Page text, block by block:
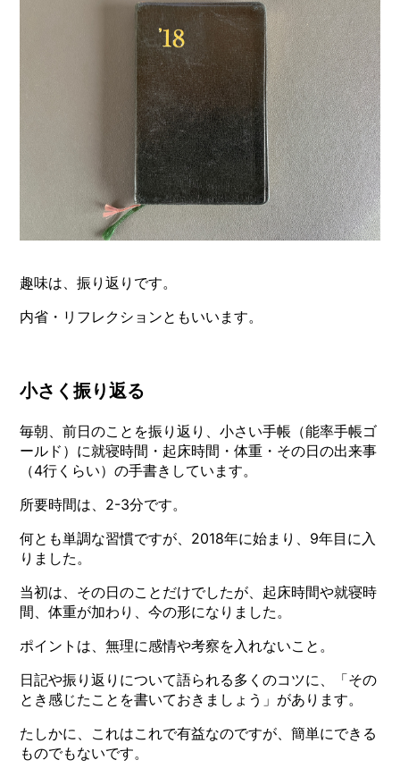
趣味は、振り返りです。
内省・リフレクションともいいます。
小さく振り返る
毎朝、前日のことを振り返り、小さい手帳（能率手帳ゴ
ールド）に就寝時間・起床時間・体重・その日の出来事
（4行くらい）の手書きしています。
所要時間は、2-3分です。
何とも単調な習慣ですが、2018年に始まり、9年目に入
りました。
当初は、その日のことだけでしたが、起床時間や就寝時
間、体重が加わり、今の形になりました。
ポイントは、無理に感情や考察を入れないこと。
日記や振り返りについて語られる多くのコツに、「その
とき感じたことを書いておきましょう」があります。
たしかに、これはこれで有益なのですが、簡単にできる
ものでもないです。